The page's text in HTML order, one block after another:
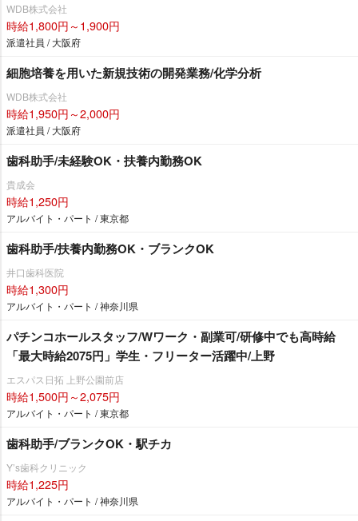
WDB株式会社
時給1,800円～1,900円
派遣社員 / 大阪府
細胞培養を用いた新規技術の開発業務/化学分析
WDB株式会社
時給1,950円～2,000円
派遣社員 / 大阪府
歯科助手/未経験OK・扶養内勤務OK
貴成会
時給1,250円
アルバイト・パート / 東京都
歯科助手/扶養内勤務OK・ブランクOK
井口歯科医院
時給1,300円
アルバイト・パート / 神奈川県
パチンコホールスタッフ/Wワーク・副業可/研修中でも高時給
「最大時給2075円」学生・フリーター活躍中/上野
エスパス日拓 上野公園前店
時給1,500円～2,075円
アルバイト・パート / 東京都
歯科助手/ブランクOK・駅チカ
Y’s歯科クリニック
時給1,225円
アルバイト・パート / 神奈川県